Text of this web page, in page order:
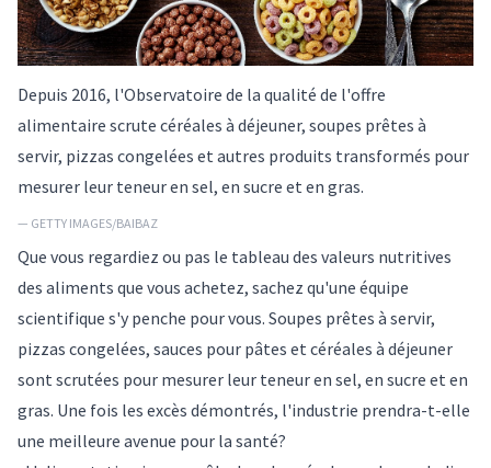
Depuis 2016, l'Observatoire de la qualité de l'offre
alimentaire scrute céréales à déjeuner, soupes prêtes à
servir, pizzas congelées et autres produits transformés pour
mesurer leur teneur en sel, en sucre et en gras.
— GETTY IMAGES/BAIBAZ
Que vous regardiez ou pas le tableau des valeurs nutritives
des aliments que vous achetez, sachez qu'une équipe
scientifique s'y penche pour vous. Soupes prêtes à servir,
pizzas congelées, sauces pour pâtes et céréales à déjeuner
sont scrutées pour mesurer leur teneur en sel, en sucre et en
gras. Une fois les excès démontrés, l'industrie prendra-t-elle
une meilleure avenue pour la santé?